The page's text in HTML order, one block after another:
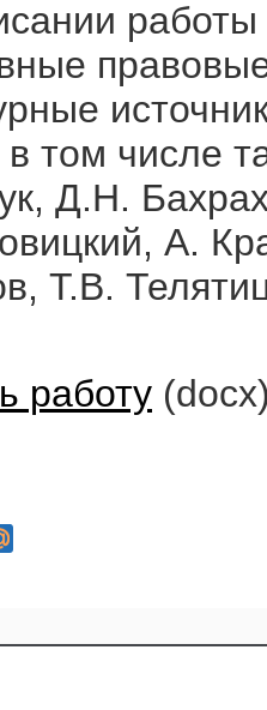
том числе
Д.Н.
А.
Т.В.
работу